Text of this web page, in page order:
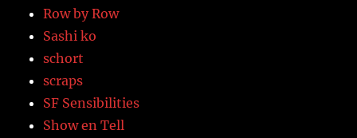
Row by Row
Sashi ko
schort
scraps
SF Sensibilities
Show en Tell